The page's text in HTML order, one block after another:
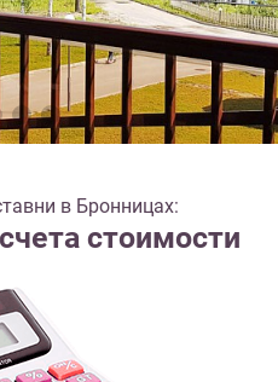
в Бронницах:
стоимости